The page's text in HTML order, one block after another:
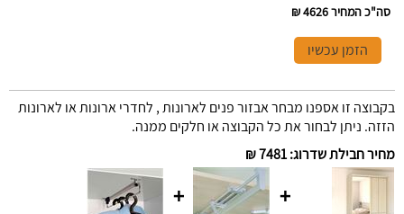
סה"כ המחיר4626 ₪
הזמן עכשיו
בקבוצה זו אספנו מבחר אבזור פנים לארונות , לחדרי ארונות או לארונות
הזזה. ניתן לבחור את כל הקבוצה או חלקים ממנה.
מחיר חבילת שדרוג:
7481 ₪
+
+